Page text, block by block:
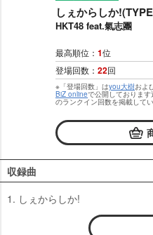
しぇからしか
HKT48 feat.氣志團
最高順位： 1位
登場回数： 22回
※「登場回数」はyou大樹およ
BiZ onlineで公開しておりま
のランクイン回数を掲載してい
収録曲
1. しぇからしか!